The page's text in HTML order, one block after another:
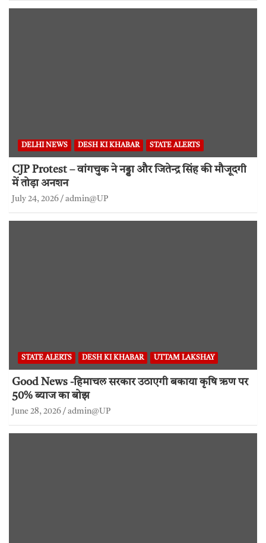
DELHI NEWS DESH KI KHABAR STATE ALERTS
CJP Protest – वांगचुक ने नड्डा और जितेन्द्र सिंह की मौजूदगी
में तोड़ा अनशन
July 24, 2026 admin@UP
STATE ALERTS DESH KI KHABAR UTTAM LAKSHAY
Good News -हिमाचल सरकार उठाएगी बकाया कृषि ऋण पर
50% ब्याज का बोझ
June 28, 2026 admin@UP